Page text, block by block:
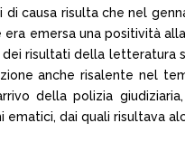
causa risulta che nel
emersa una positività
risultati della letteratura
anche risalente nel
della polizia
ematici, dai quali risultava